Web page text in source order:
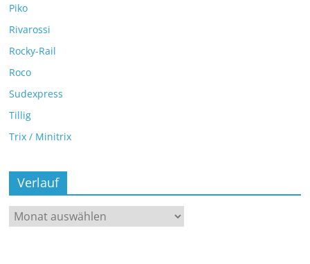
Piko
Rivarossi
Rocky-Rail
Roco
Sudexpress
Tillig
Trix / Minitrix
Verlauf